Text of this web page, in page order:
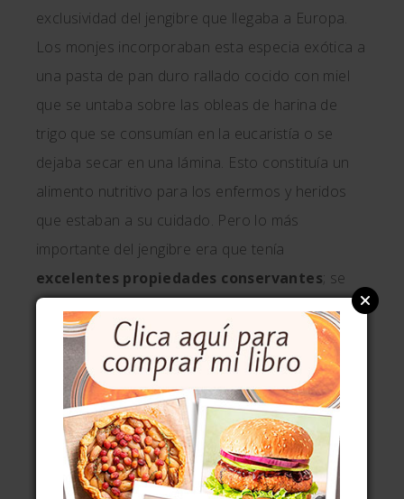
exclusividad del jengibre que llegaba a Europa.
Los monjes incorporaban esta especia exótica a
una pasta de pan duro rallado cocido con miel
que se untaba sobre las obleas de harina de
trigo que se consumían en la eucaristía o se
dejaba secar en una lámina. Esto constituía un
alimento nutritivo para los enfermos y heridos
que estaban a su cuidado. Pero lo más
importante del jengibre era que tenía
excelentes propiedades conservantes; se
podía almacenar durante largos períodos de
tiempo por lo que resultaba vital durante las
épocas de hambruna, bastante frecuentes.
El pan de jengibre era tan apreciado y valioso
que incluso se aceptaba como moneda. Los
vasallos a veces pagaban sus deudas a los